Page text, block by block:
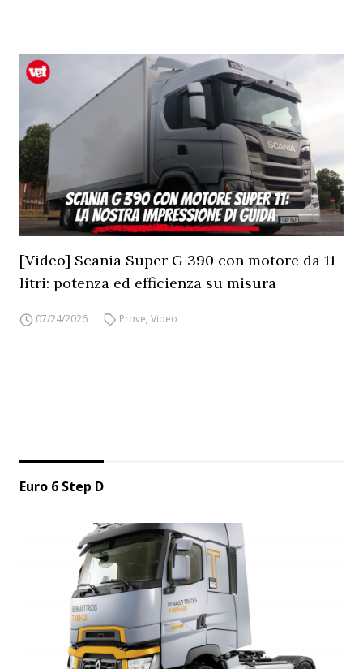
[Video] Scania Super G 390 con motore da 11
litri: potenza ed efficienza su misura
07/24/2026 Prove,Video
Euro 6 Step D